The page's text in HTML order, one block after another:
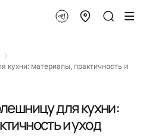
кухни: материалы, практичность и
для кухни:
и уход